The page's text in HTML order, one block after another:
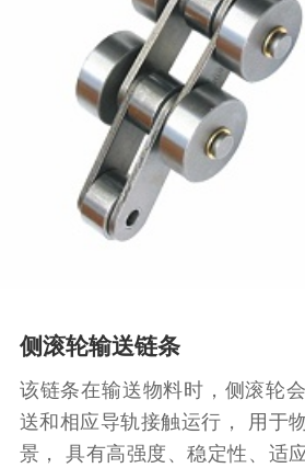
侧滚轮输送链条
该链条在输送物料时，侧滚轮
送和相应导轨接触运行， 用于
景， 具有高强度、稳定性、适